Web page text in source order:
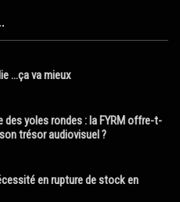
…ça va mieux
des yoles rondes : la FYRM offre-t-
trésor audiovisuel ?
en rupture de stock en